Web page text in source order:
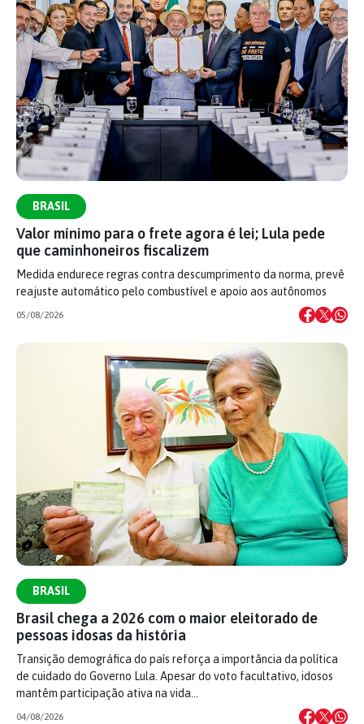
BRASIL
Valor mínimo para o frete agora é lei; Lula pede
que caminhoneiros fiscalizem
Medida endurece regras contra descumprimento da norma, prevê
reajuste automático pelo combustível e apoio aos autônomos
05/08/2026
BRASIL
Brasil chega a 2026 com o maior eleitorado de
pessoas idosas da história
Transição demográfica do país reforça a importância da política
de cuidado do Governo Lula. Apesar do voto facultativo, idosos
mantêm participação ativa na vida…
04/08/2026